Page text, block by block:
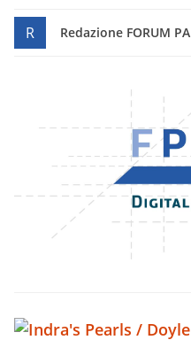
R Redazione FORUM PA